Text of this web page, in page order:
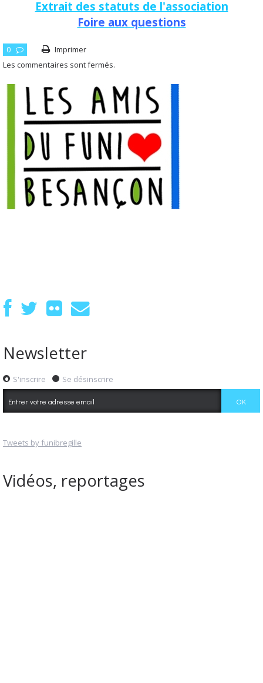
Extrait des statuts de l'association
Foire aux questions
0
Imprimer
Les commentaires sont fermés.
Newsletter
S'inscrire Se désinscrire
Tweets by funibregille
Vidéos, reportages